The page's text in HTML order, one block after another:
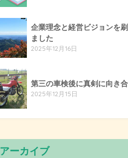
企業理念と経営ビジョンを
ました
2025年12月16日
第三の車検後に真剣に向き
2025年12月15日
アーカイブ